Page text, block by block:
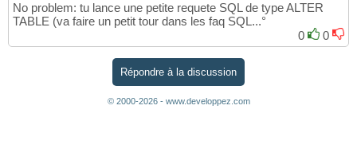
No problem: tu lance une petite requete SQL de type ALTER
TABLE (va faire un petit tour dans les faq SQL...°
0
0
Répondre à la discussion
© 2000-2026 - www.developpez.com